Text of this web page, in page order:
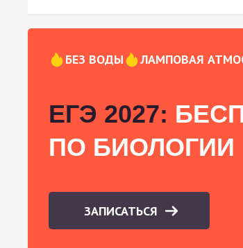
БЕЗ ВОДЫ ЛАМПОВАЯ
ЕГЭ 2027:
ПО БИОЛОГИИ
ЗАПИСАТЬСЯ